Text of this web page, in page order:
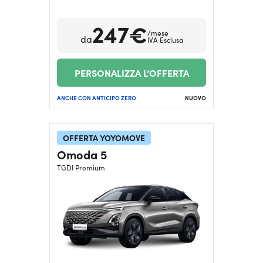
da247€/mese
IVA Esclusa
PERSONALIZZA L’OFFERTA
ANCHE CON ANTICIPO ZERO NUOVO
OFFERTA YOYOMOVE
Omoda 5
TGDI Premium